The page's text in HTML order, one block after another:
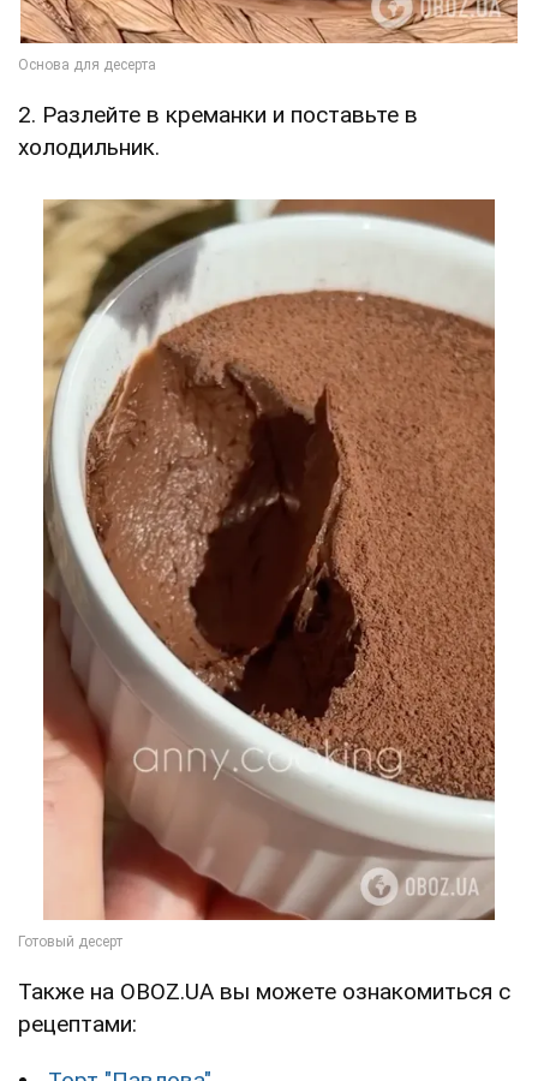
2. Разлейте в креманки и поставьте в
холодильник.
Также на OBOZ.UA вы можете ознакомиться с
рецептами: